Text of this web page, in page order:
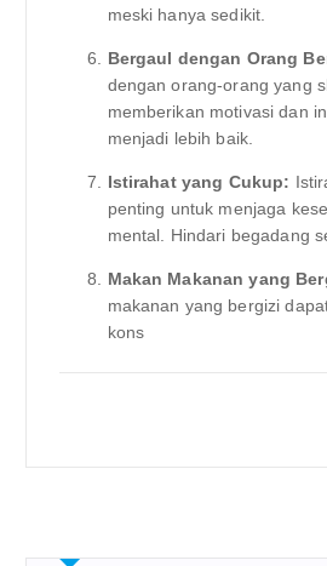
meski hanya sedikit.
Bergaul dengan Orang
dengan orang-orang yang
memberikan motivasi dan
menjadi lebih baik.
Istirahat yang Cukup:
penting untuk menjaga
mental. Hindari begadang
Makan Makanan yang
makanan yang bergizi
kons